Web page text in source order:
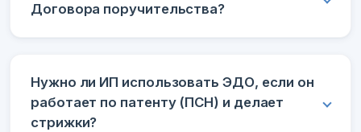
Договора поручительства?
Нужно ли ИП использовать ЭДО, если он
работает по патенту (ПСН) и делает
стрижки?